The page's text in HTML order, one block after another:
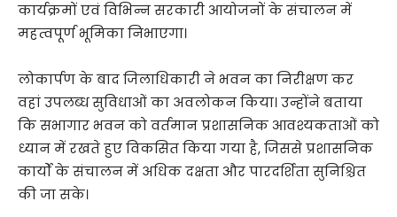
कार्यक्रमों एवं विभिन्न सरकारी आयोजनों के संचालन में
महत्वपूर्ण भूमिका निभाएगा।
लोकार्पण के बाद जिलाधिकारी ने भवन का निरीक्षण कर
वहां उपलब्ध सुविधाओं का अवलोकन किया। उन्होंने बताया
कि सभागार भवन को वर्तमान प्रशासनिक आवश्यकताओं को
ध्यान में रखते हुए विकसित किया गया है, जिससे प्रशासनिक
कार्यों के संचालन में अधिक दक्षता और पारदर्शिता सुनिश्चित
की जा सके।